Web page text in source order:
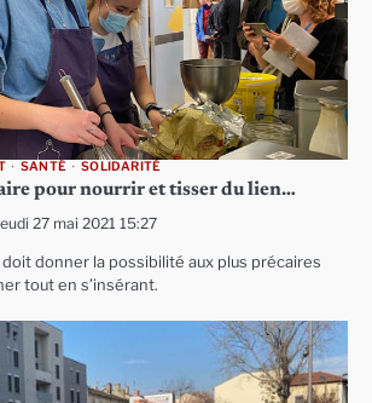
SANTÉ SOLIDARITÉ
pour nourrir et tisser du lien…
27 mai 2021 15:27
donner la possibilité aux plus précaires
tout en s’insérant.